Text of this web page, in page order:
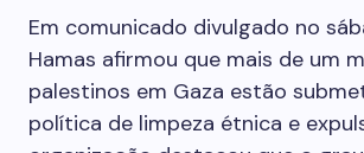
Em comunicado divulgado no
Hamas afirmou que mais de um
palestinos em Gaza estão
política de limpeza étnica e